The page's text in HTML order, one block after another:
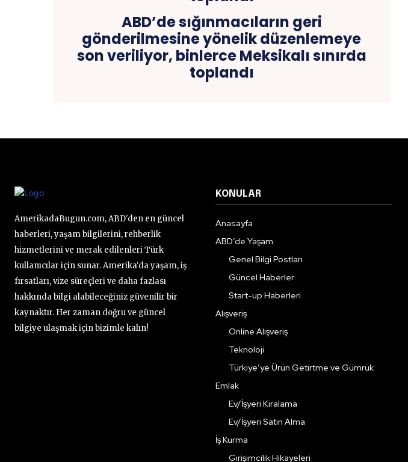
ABD’de sığınmacıların geri
gönderilmesine yönelik düzenlemeye
son veriliyor, binlerce Meksikalı sınırda
toplandı
AmerikadaBugun.com, ABD'den en güncel
haberleri, yaşam bilgilerini, rehberlik
hizmetlerini ve merak edilenleri Türk
kullanıcılar için sunar. Amerika'da yaşam, iş
fırsatları, vize süreçleri ve daha fazlası
hakkında bilgi alabileceğiniz güvenilir bir
kaynaktır. Her zaman doğru ve güncel
bilgiye ulaşmak için bizimle kalın!
KONULAR
Anasayfa
ABD’de Yaşam
Genel Bilgi Postları
Güncel Haberler
Start-up Haberleri
Alışveriş
Online Alışveriş
Teknoloji
Türkiye’ye Ürün Getirtme ve Gümrük
Emlak
Ev/İşyeri Kiralama
Ev/İşyeri Satın Alma
İş Kurma
Girişimcilik Hikayeleri